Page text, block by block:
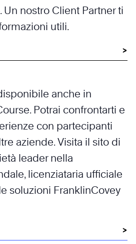
Un nostro Client Partner ti
utili.
anche in
Potrai confrontarti e
con partecipanti
aziende. Visita il sito di
leader nella
licenziataria ufficiale
soluzioni FranklinCovey